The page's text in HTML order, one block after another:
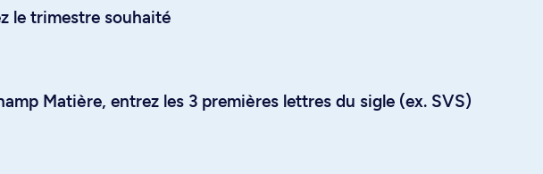
le trimestre souhaité
Matière, entrez les 3 premières lettres du sigle (ex. SVS)